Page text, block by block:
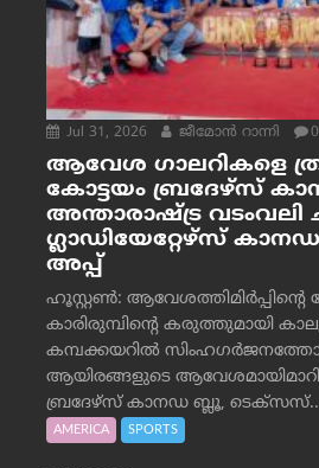
Jul 31, 2026 ജീമോന്‍ റാന്നി 0
ആവേശ ഗാലറികളെ
കോട്ടയം ബ്രദേഴ്‌സ്
അന്താരാഷ്ട്ര വടംവലി
ഗ്ലാഡിയേറ്റേഴ്‌സ്
അപ്പ്
ഹൂസ്റ്റണ്‍:
കാരിരുമ്പിന്റെ കരുത്തുമായി
കമ്പക്കയറില്‍
ആയിരങ്ങളുടെ
ബ്രദേഴ്‌സ് കാനഡ ബ്ലൂ,
AMERICA SPORTS